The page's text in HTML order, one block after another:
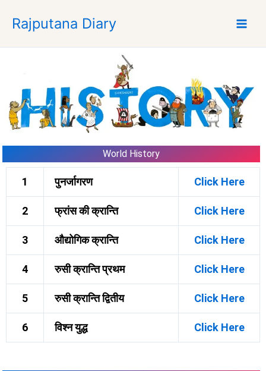
content
Rajputana Diary
World History
1 पुनर्जागरण Click Here
2 फ्रांस की क्रान्ति Click Here
3 औद्योगिक क्रान्ति Click Here
4 रुसी क्रान्ति प्रथम Click Here
5 रुसी क्रान्ति द्वितीय Click Here
6 विश्न युद्ध Click Here